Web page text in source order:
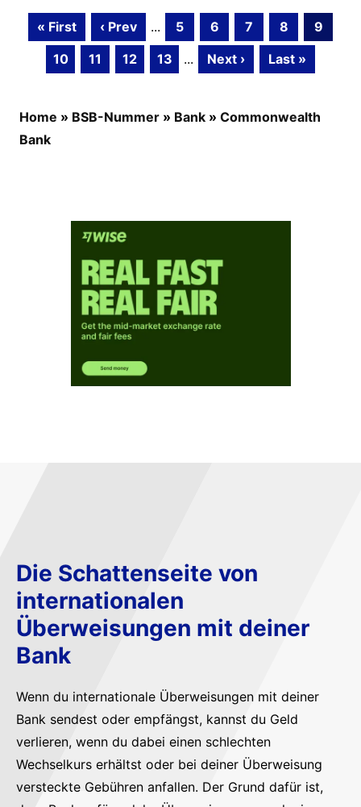
« First ‹ Prev ... 5 6 7 8
9
10
11 12 13 ... Next › Last »
Home » BSB-Nummer » Bank » Commonwealth
Bank
Die Schattenseite von
internationalen
Überweisungen mit deiner
Bank
Wenn du internationale Überweisungen mit deiner
Bank sendest oder empfängst, kannst du Geld
verlieren, wenn du dabei einen schlechten
Wechselkurs erhältst oder bei deiner Überweisung
versteckte Gebühren anfallen. Der Grund dafür ist,